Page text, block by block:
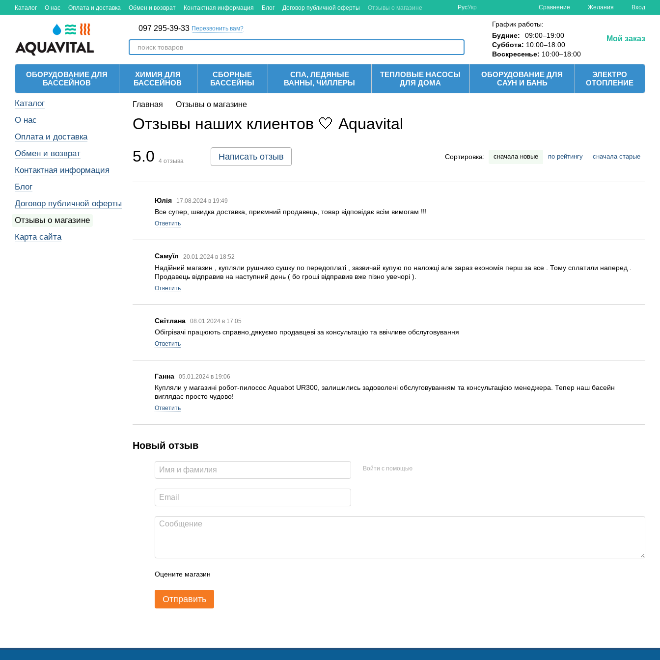
Перейти к основному контенту
Каталог О нас Оплата и доставка Обмен и возврат Контактная информация Блог Договор публичной оферты Отзывы о магазине РусУкр Сравнение Желания Вход
097 295-39-33 Перезвонить вам?
График работы:
Будние:
09:00–19:00
Суббота: 10:00–18:00
Воскресенье: 10:00–18:00
Мой заказ
ОБОРУДОВАНИЕ ДЛЯ
БАССЕЙНОВ
ХИМИЯ ДЛЯ
БАССЕЙНОВ
СБОРНЫЕ
БАССЕЙНЫ
СПА, ЛЕДЯНЫЕ
ВАННЫ, ЧИЛЛЕРЫ
ТЕПЛОВЫЕ НАСОСЫ
ДЛЯ ДОМА
ОБОРУДОВАНИЕ ДЛЯ
САУН И БАНЬ
ЭЛЕКТРО
ОТОПЛЕНИЕ
Главная Отзывы о магазине
Отзывы наших клиентов 🤍 Aquavital
5.0
4 отзыва Написать отзыв Сортировка: сначала новые по рейтингу сначала старые
Юлія 17.08.2024 в 19:49
Все супер, швидка доставка, приємний продавець, товар відповідає всім вимогам !!!
Ответить
Самуїл 20.01.2024 в 18:52
Надійний магазин , купляли рушнико сушку по передоплаті , зазвичай купую по наложці але зараз економія перш за все . Тому сплатили наперед .
Продавець відправив на наступний день ( бо гроші відправив вже пізно увечорі ).
Ответить
Світлана 08.01.2024 в 17:05
Обігрівачі працюють справно,дякуємо продавцеві за консультацію та ввічливе обслуговування
Ответить
Ганна 05.01.2024 в 19:06
Купляли у магазині робот-пилосос Aquabot UR300, залишились задоволені обслуговуванням та консультацією менеджера. Тепер наш басейн
виглядає просто чудово!
Ответить
Новый отзыв
Войти с помощью
Оцените магазин
Отправить
Каталог
О нас
Оплата и доставка
Обмен и возврат
Контактная информация
Блог
Договор публичной оферты
Отзывы о магазине
Карта сайта